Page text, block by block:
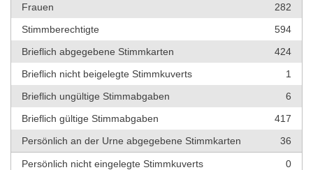
Frauen
282
Stimmberechtigte
594
Brieflich abgegebene Stimmkarten
424
Brieflich nicht beigelegte Stimmkuverts
1
Brieflich ungültige Stimmabgaben
6
Brieflich gültige Stimmabgaben
417
Persönlich an der Urne abgegebene Stimmkarten
36
Persönlich nicht eingelegte Stimmkuverts
0